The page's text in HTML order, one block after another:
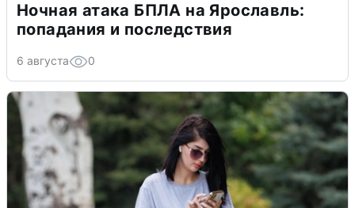
Ночная атака БПЛА на Ярославль:
попадания и последствия
6 августа 0